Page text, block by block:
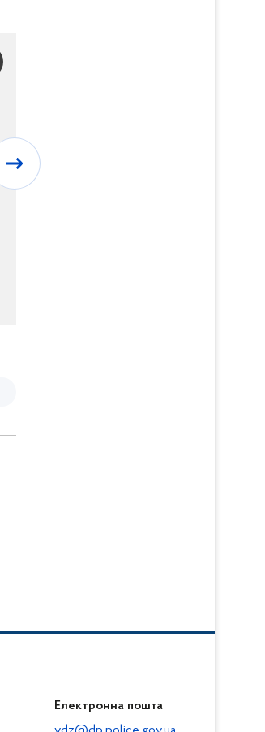
Електронна пошта